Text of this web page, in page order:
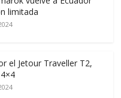
limitada
el Jetour Traveller T2,